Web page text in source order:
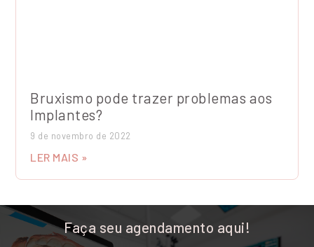
Bruxismo pode trazer problemas aos
Implantes?
9 de novembro de 2022
LER MAIS »
Faça seu agendamento aqui!